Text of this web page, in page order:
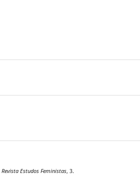
Revista Estudos Feministas, 3.